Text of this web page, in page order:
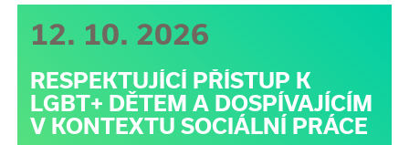
12. 10. 2026
RESPEKTUJÍCÍ PŘÍSTUP K
LGBT+ DĚTEM A DOSPÍVAJÍCÍM
V KONTEXTU SOCIÁLNÍ PRÁCE